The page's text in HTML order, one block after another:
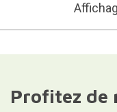
Profitez de